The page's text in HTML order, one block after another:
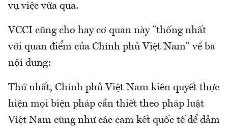
vụ việc vừa qua.
VCCI cũng cho hay cơ quan này "thống nhất
với quan điểm của Chính phủ Việt Nam" về ba
nội dung:
Thứ nhất, Chính phủ Việt Nam kiên quyết thực
hiện mọi biện pháp cần thiết theo pháp luật
Việt Nam cũng như các cam kết quốc tế để đảm